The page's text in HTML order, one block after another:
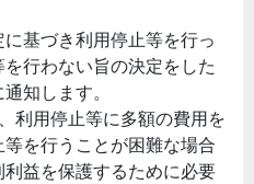
に基づき利用停止等を行っ
行わない旨の決定をした
知します。
利用停止等に多額の費用を
を行うことが困難な場合
益を保護するために必要